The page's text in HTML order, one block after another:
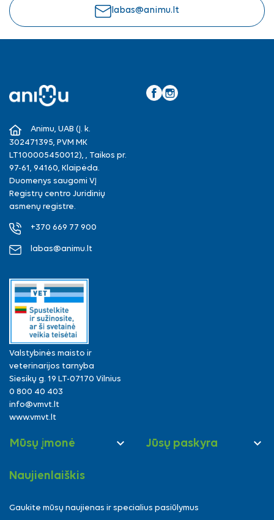
labas@animu.lt
Animu, UAB (Į. k.
302471395, PVM MK
LT100005450012), , Taikos pr.
97-61, 94160, Klaipėda.
Duomenys saugomi VĮ
Registrų centro Juridinių
asmenų registre.
+370 669 77 900
labas@animu.lt
Valstybinės maisto ir
veterinarijos tarnyba
Siesikų g. 19 LT-07170 Vilnius
0 800 40 403
info@vmvt.lt
www.vmvt.lt
Mūsų įmonė  Jūsų paskyra 
Naujienlaiškis
Gaukite mūsų naujienas ir specialius pasiūlymus